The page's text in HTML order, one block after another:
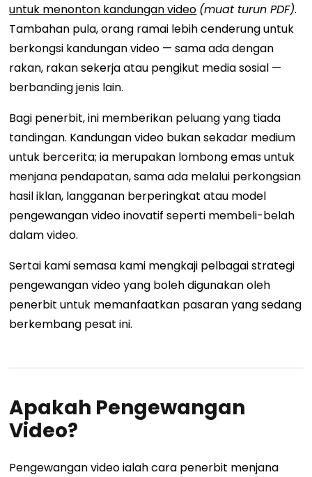
untuk menonton kandungan video (muat turun PDF).
Tambahan pula, orang ramai lebih cenderung untuk
berkongsi kandungan video — sama ada dengan
rakan, rakan sekerja atau pengikut media sosial —
berbanding jenis lain.
Bagi penerbit, ini memberikan peluang yang tiada
tandingan. Kandungan video bukan sekadar medium
untuk bercerita; ia merupakan lombong emas untuk
menjana pendapatan, sama ada melalui perkongsian
hasil iklan, langganan berperingkat atau model
pengewangan video inovatif seperti membeli-belah
dalam video.
Sertai kami semasa kami mengkaji pelbagai strategi
pengewangan video yang boleh digunakan oleh
penerbit untuk memanfaatkan pasaran yang sedang
berkembang pesat ini.
Apakah Pengewangan
Video?
Pengewangan video ialah cara penerbit menjana